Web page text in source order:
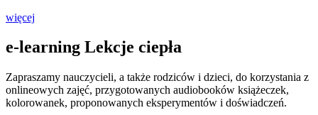
więcej
e-learning Lekcje ciepła
Zapraszamy nauczycieli, a także rodziców i dzieci, do korzystania z
onlineowych zajęć, przygotowanych audiobooków książeczek,
kolorowanek, proponowanych eksperymentów i doświadczeń.